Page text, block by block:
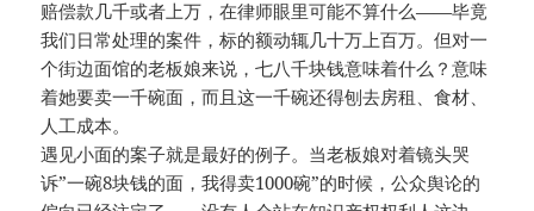
赔偿款几千或者上万，在律师眼里可能不算什么——毕竟
我们日常处理的案件，标的额动辄几十万上百万。但对一
个街边面馆的老板娘来说，七八千块钱意味着什么？意味
着她要卖一千碗面，而且这一千碗还得刨去房租、食材、
人工成本。
遇见小面的案子就是最好的例子。当老板娘对着镜头哭
诉”一碗8块钱的面，我得卖1000碗”的时候，公众舆论的